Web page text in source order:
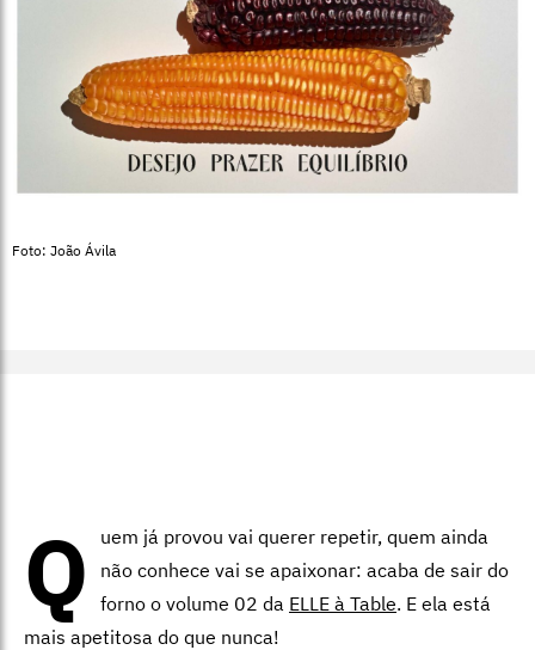
Foto: João Ávila
Q
uem já provou vai querer repetir, quem ainda
não conhece vai se apaixonar: acaba de sair do
forno o volume 02 da ELLE à Table. E ela está
mais apetitosa do que nunca!